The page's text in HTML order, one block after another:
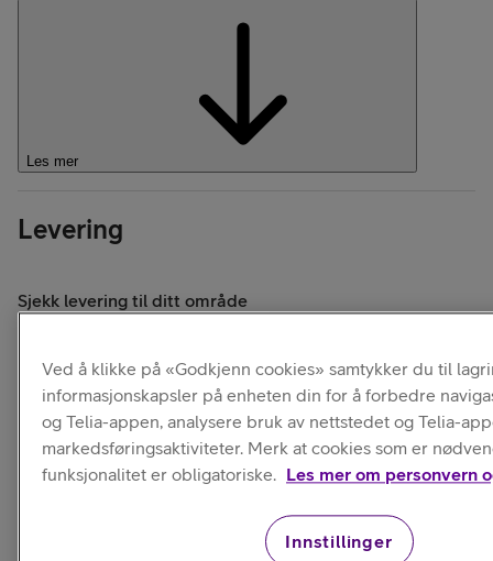
Les mer
Levering
Sjekk levering til ditt område
Ved å klikke på «Godkjenn cookies» samtykker du til
informasjonskapsler på enheten din for å forbedre
og Telia-appen, analysere bruk av nettstedet og Telia-
markedsføringsaktiviteter. Merk at cookies som er
funksjonalitet er obligatoriske. Les mer om personvern
Innstillinger